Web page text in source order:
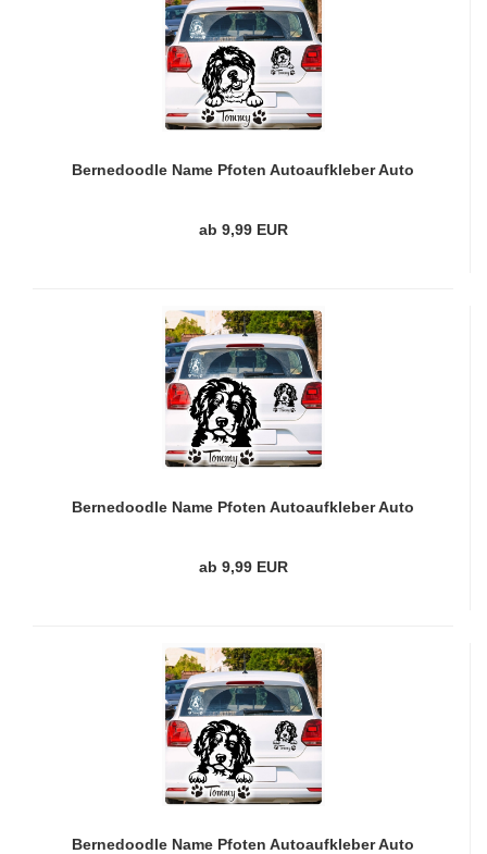
Bernedoodle Name Pfoten Autoaufkleber Auto
ab 9,99 EUR
Bernedoodle Name Pfoten Autoaufkleber Auto
ab 9,99 EUR
Bernedoodle Name Pfoten Autoaufkleber Auto